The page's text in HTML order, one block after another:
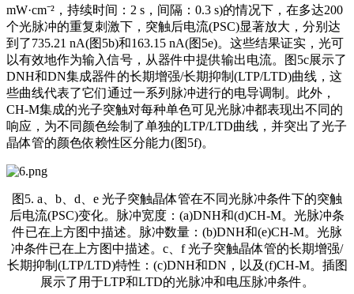
mW·cm⁻²，持续时间：2 s，间隔：0.3 s)的情况下，在多达200
个光脉冲的重复刺激下，突触后电流(PSC)显著放大，分别达
到了735.21 nA(图5b)和163.15 nA(图5e)。这些结果证实，光可
以有效地作为输入信号，从器件中提供输出电流。图5c展示了
DNH和DN集成器件的长期增强/长期抑制(LTP/LTD)曲线，这
些曲线代表了它们通过一系列脉冲进行的电导调制。此外，
CH-M集成的光子突触对每种单色可见光脉冲都表现出不同的
响应，为不同颜色绘制了单独的LTP/LTD曲线，并突出了光子
晶体管的颜色依赖性区分能力(图5f)。
图5. a、b、d、e 光子突触晶体管在不同光脉冲条件下的突触
后电流(PSC)变化。脉冲宽度：(a)DNH和(d)CH-M。光脉冲条
件已在上方图中描述。脉冲数量：(b)DNH和(e)CH-M。光脉
冲条件已在上方图中描述。c、f 光子突触晶体管的长期增强/
长期抑制(LTP/LTD)特性：(c)DNH和DN，以及(f)CH-M。插图
展示了用于LTP和LTD的光脉冲和电压脉冲条件。